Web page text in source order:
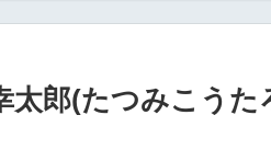
太郎(たつみこうた